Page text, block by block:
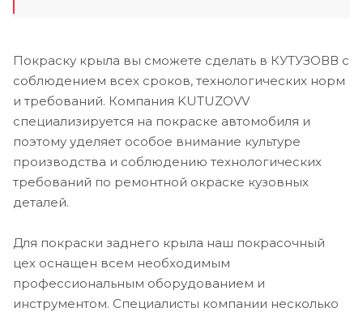
Покраску крыла вы сможете сделать в КУТУЗОВВ с
соблюдением всех сроков, технологических норм
и требований. Компания KUTUZOVV
специализируется на покраске автомобиля и
поэтому уделяет особое внимание культуре
производства и соблюдению технологических
требований по ремонтной окраске кузовных
деталей.
Для покраски заднего крыла наш покрасочный
цех оснащен всем необходимым
профессиональным оборудованием и
инструментом. Специалисты компании несколько